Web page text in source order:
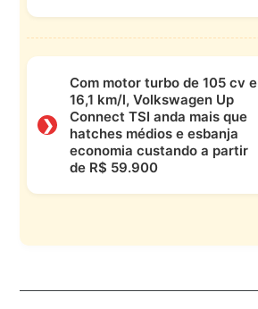
❯
Com motor turbo de 105 cv e
16,1 km/l, Volkswagen Up
Connect TSI anda mais que
hatches médios e esbanja
economia custando a partir
de R$ 59.900